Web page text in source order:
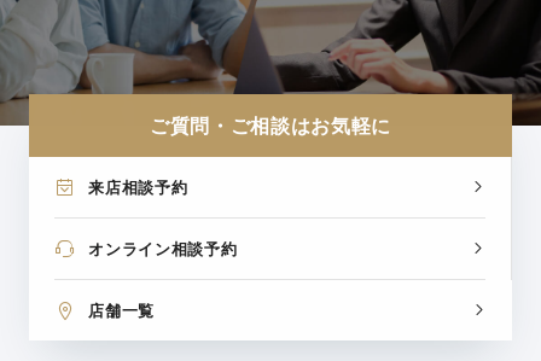
ご質問・ご相談はお気軽に
来店相談予約
オンライン相談予約
店舗一覧